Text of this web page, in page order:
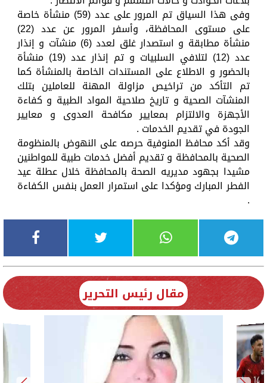
وفى هذا السياق تم المرور على عدد (59) منشأة خاصة
على مستوى المحافظة، وأسفر المرور عن عدد (22)
منشأة مطابقة و استصدار غلق لعدد (6) منشآت و إنذار
عدد (12) لتلافي السلبيات و تم إنذار عدد (19) منشأة
بالحضور و الاطلاع على المستندات الخاصة بالمنشأة كما
تم التأكد من تراخيص مزاولة المهنة للعاملين بتلك
المنشآت الصحية و تاريخ صلاحية المواد الطبية و كفاءة
الأجهزة والالتزام بمعايير مكافحة العدوى و معايير
الجودة في تقديم الخدمات .
وقد أكد محافظ المنوفية حرصه على النهوض بالمنظومة
الصحية بالمحافظة و تقديم أفضل خدمات طبية للمواطنين
مشيدا بجهود مديريه الصحة بالمحافظة خلال عطلة عيد
الفطر المبارك ومؤكدا على استمرار العمل بنفس الكفاءة
.
مقال رئيس التحرير